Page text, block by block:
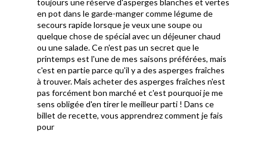
en pot dans le garde-manger comme légume de
secours rapide lorsque je veux une soupe ou
quelque chose de spécial avec un déjeuner chaud
ou une salade. Ce n'est pas un secret que le
printemps est l'une de mes saisons préférées, mais
c'est en partie parce qu'il y a des asperges fraîches
à trouver. Mais acheter des asperges fraîches n'est
pas forcément bon marché et c'est pourquoi je me
sens obligée d'en tirer le meilleur parti ! Dans ce
billet de recette, vous apprendrez comment je fais
pour